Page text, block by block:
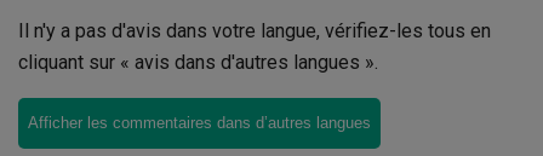
Il n'y a pas d'avis dans votre langue, vérifiez-les tous en
cliquant sur « avis dans d'autres langues ».
Afficher les commentaires dans d’autres langues